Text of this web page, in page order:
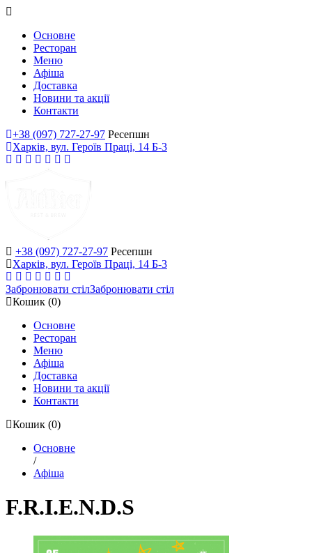
Основне
Ресторан
Меню
Афіша
Доставка
Новини та акції
Контакти
+38 (097) 727-27-97 Ресепшн
Харків, вул. Героїв Праці, 14 Б-3
+38 (097) 727-27-97 Ресепшн
Харків, вул. Героїв Праці, 14 Б-3
Забронювати стілЗабронювати стіл
Кошик (0)
Основне
Ресторан
Меню
Афіша
Доставка
Новини та акції
Контакти
Кошик (0)
Основне
/
Афіша
F.R.I.E.N.D.S